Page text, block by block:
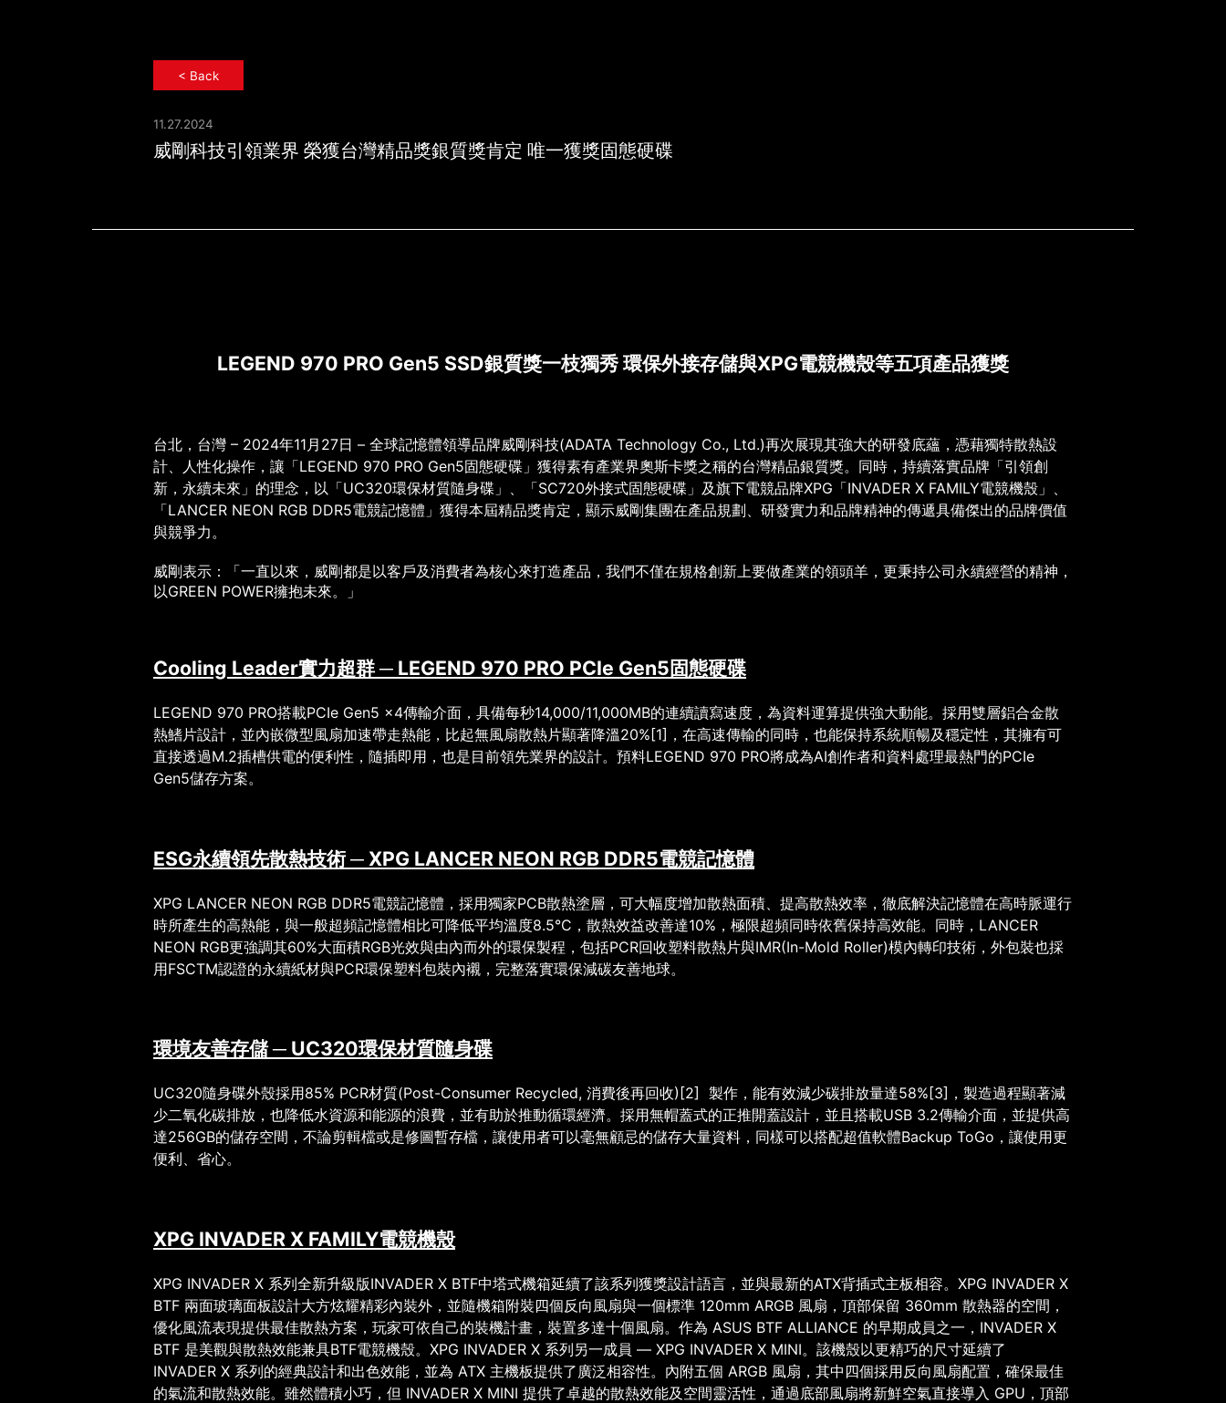
< Back
11.27.2024
威剛科技引領業界 榮獲台灣精品獎銀質獎肯定 唯一獲獎固態硬碟
威剛科技引領業界 榮獲台灣精品獎銀質獎肯定 唯一獲獎固態硬碟
LEGEND 970 PRO Gen5 SSD銀質獎一枝獨秀 環保外接存儲與XPG電競機殼等五項產品獲獎
台北，台灣 – 2024年11 月 27日 – 全球記憶體領導品牌威剛科技(ADATA Technology Co., Ltd.)再次展現其強大的研發底蘊，憑藉獨特散熱設
計、人性化操作，讓「LEGEND 970 PRO Gen5固態硬碟」獲得素有產業界奧斯卡獎之稱的台灣精品銀質獎。同時，持續落實品牌「引領創
新，永續未來」的理念，以「UC320環保材質隨身碟」、「SC720外接式固態硬碟」及旗下電競品牌XPG 「INVADER X FAMILY電競機殼」、
「LANCER NEON RGB DDR5電競記憶體」獲得本屆精品獎肯定，顯示威剛集團在產品規劃、研發實力和品牌精神的傳遞具備傑出的品牌價值
與競爭力。
威剛表示：「一直以來，威剛都是以客戶及消費者為核心來打造產品，我們不僅在規格創新上要做產業的領頭羊，更秉持公司永續經營的精神，
以GREEN POWER擁抱未來。」
Cooling Leader實力超群 ─ LEGEND 970 PRO PCIe Gen5 固態硬碟
LEGEND 970 PRO搭載PCIe Gen5 x4傳輸介面，具備每秒14,000/11,000MB的連續讀寫速度，為資料運算提供強大動能。採用雙層鋁合金散
熱鰭片設計，並內嵌微型風扇加速帶走熱能，比起無風扇散熱片顯著降溫20% [1] ，在高速傳輸的同時，也能保持系統順暢及穩定性，其擁有可
直接透過M.2插槽供電的便利性，隨插即用，也是目前領先業界的設計。預料LEGEND 970 PRO將成為AI創作者和資料處理最熱門的PCIe
Gen5儲存方案。
ESG永續領先散熱技術 ─ XPG LANCER NEON RGB DDR5電競記憶體
XPG LANCER NEON RGB DDR5電競記憶體，採用獨家PCB散熱塗層，可大幅度增加散熱面積、提高散熱效率，徹底解決記憶體在高時脈運行
時所產生的高熱能，與一般超頻記憶體相比可降低平均溫度8.5°C ，散熱效益改善達10% ，極限超頻同時依舊保持高效能。同時， LANCER
NEON RGB更強調其60%大面積RGB光效與由內而外的環保製程，包括PCR回收塑料散熱片與IMR(In-Mold Roller)模內轉印技術，外包裝也採
用FSCTM認證的永續紙材與PCR環保塑料包裝內襯，完整落實環保減碳友善地球。
環境友善存儲 ─ UC320環保材質隨身碟
UC320隨身碟外殼採用85% PCR材質(Post-Consumer Recycled, 消費後再回收) [2] 製作，能有效減少碳排放量達58% [3] ，製造過程顯著減
少二氧化碳排放，也降低水資源和能源的浪費，並有助於推動循環經濟。採用無帽蓋式的正推開蓋設計，並且搭載USB 3.2傳輸介面，並提供高
達256GB的儲存空間，不論剪輯檔或是修圖暫存檔，讓使用者可以毫無顧忌的儲存大量資料，同樣可以搭配超值軟體Backup ToGo ，讓使用更
便利、省心。
XPG INVADER X FAMILY電競機殼
XPG INVADER X 系列全新升級版INVADER X BTF中塔式機箱延續了該系列獲獎設計語言，並與最新的ATX背插式主板相容。 XPG INVADER X
BTF 兩面玻璃面板設計大方炫耀精彩內裝外，並隨機箱附裝四個反向風扇與一個標準 120mm ARGB 風扇，頂部保留 360mm 散熱器的空間，
優化風流表現提供最佳散熱方案，玩家可依自己的裝機計畫，裝置多達十個風扇。作為 ASUS BTF ALLIANCE 的早期成員之一， INVADER X
BTF 是美觀與散熱效能兼具BTF電競機殼。 XPG INVADER X 系列另一成員 — XPG INVADER X MINI。該機殼以更精巧的尺寸延續了
INVADER X 系列的經典設計和出色效能，並為 ATX 主機板提供了廣泛相容性。內附五個 ARGB 風扇，其中四個採用反向風扇配置，確保最佳
的氣流和散熱效能。雖然體積小巧，但 INVADER X MINI 提供了卓越的散熱效能及空間靈活性，通過底部風扇將新鮮空氣直接導入 GPU ，頂部